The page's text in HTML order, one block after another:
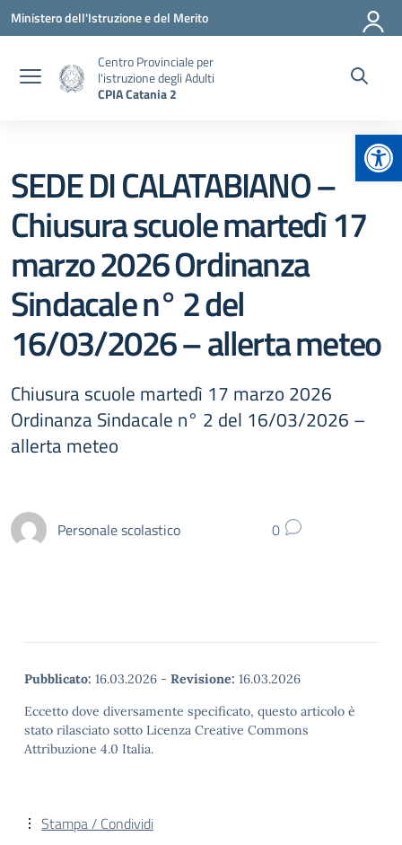
Vai ai contenuti
Vai al menu di navigazione
Vai al footer
Ministero dell'Istruzione e del Merito
Centro Provinciale per
l'istruzione degli Adulti
CPIA Catania 2
SEDE DI CALATABIANO –
Chiusura scuole martedì 17
marzo 2026 Ordinanza
Sindacale n° 2 del
16/03/2026 – allerta meteo
Chiusura scuole martedì 17 marzo 2026
Ordinanza Sindacale n° 2 del 16/03/2026 –
allerta meteo
Personale scolastico 0
Pubblicato: 16.03.2026 - Revisione: 16.03.2026
Eccetto dove diversamente specificato, questo articolo è
stato rilasciato sotto Licenza Creative Commons
Attribuzione 4.0 Italia.
Stampa / Condividi